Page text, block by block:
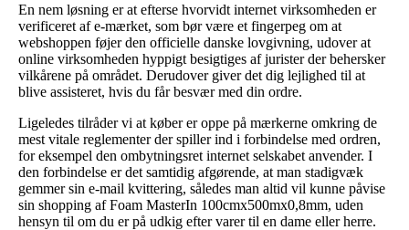
En nem løsning er at efterse hvorvidt internet virksomheden er
verificeret af e-mærket, som bør være et fingerpeg om at
webshoppen føjer den officielle danske lovgivning, udover at
online virksomheden hyppigt besigtiges af jurister der behersker
vilkårene på området. Derudover giver det dig lejlighed til at
blive assisteret, hvis du får besvær med din ordre.
Ligeledes tilråder vi at køber er oppe på mærkerne omkring de
mest vitale reglementer der spiller ind i forbindelse med ordren,
for eksempel den ombytningsret internet selskabet anvender. I
den forbindelse er det samtidig afgørende, at man stadigvæk
gemmer sin e-mail kvittering, således man altid vil kunne påvise
sin shopping af Foam MasterIn 100cmx500mx0,8mm, uden
hensyn til om du er på udkig efter varer til en dame eller herre.